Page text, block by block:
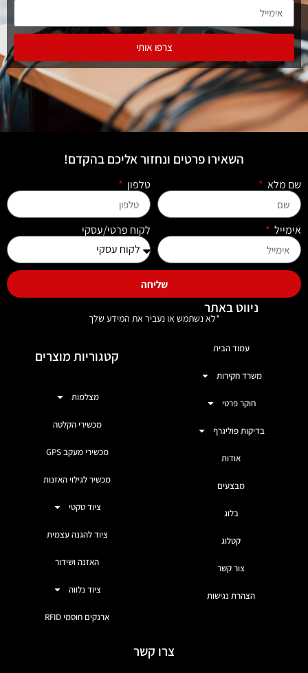
צרפו אותי
השאירו פרטים ונחזור אליכם בהקדם!
שם מלא טלפון
אימייל לקוח פרטי/עסקי
שליחה
*לא נשתמש או נעביר את המידע שלך
ניווט באתר
עמוד הבית
משרד חקירות
חוקר פרטי
בדיקות פוליגרף
אודות
מבצעים
בלוג
קטלוג
צור קשר
הצהרת נגישות
קטגוריות מוצרים
מצלמות
מכשירי הקלטה
מכשירי מעקב GPS
מכשיר לגילוי האזנות
ציוד טקטי
ציוד להגנה עצמית
האזנה ושידור
ציוד נלווה
ארנקים חוסמי RFID
צרו קשר